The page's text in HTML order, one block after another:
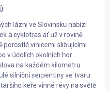
lázní ve Slovinsku nabízí
a cyklotras ať už v rovině
porostlé vinicemi slibujícími
v údolích okolních hor.
na každém kilometru
silniční serpentiny ve tvaru
keře vinné révy na světě